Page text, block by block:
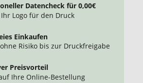
Datencheck für 0,00€
Logo für den Druck
Einkaufen
Risiko bis zur Druckfreigabe
Preisvorteil
Ihre Online-Bestellung